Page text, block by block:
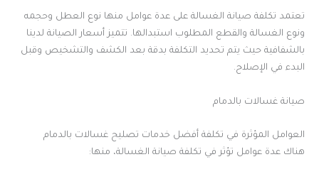
تعتمد تكلفة صيانة الغسالة على عدة عوامل منها نوع العطل وحجمه
ونوع الغسالة والقطع المطلوب استبدالها. تتميز أسعار الصيانة لدينا
بالشفافية حيث يتم تحديد التكلفة بدقة بعد الكشف والتشخيص وقبل
البدء في الإصلاح.
صيانة غسالات بالدمام
العوامل المؤثرة في تكلفة أفضل خدمات تصليح غسالات بالدمام
هناك عدة عوامل تؤثر في تكلفة صيانة الغسالة، منها: